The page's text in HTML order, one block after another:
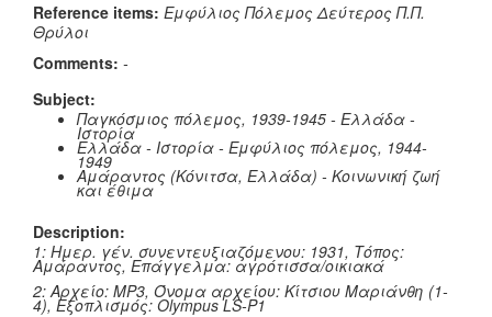
Reference items: Εμφύλιος Πόλεμος Δεύτερος Π.Π.
Θρύλοι
Comments: -
Subject:
Παγκόσμιος πόλεμος, 1939-1945 - Ελλάδα -
Ιστορία
Ελλάδα - Ιστορία - Εμφύλιος πόλεμος, 1944-
1949
Αμάραντος (Κόνιτσα, Ελλάδα) - Κοινωνική ζωή
και έθιμα
Description:
1: Ημερ. γέν. συνεντευξιαζόμενου: 1931, Τόπος:
Αμάραντος, Επάγγελμα: αγρότισσα/οικιακά
2: Αρχείο: MP3, Όνομα αρχείου: Κίτσιου Μαριάνθη (1-
4), Εξοπλισμός: Olympus LS-P1